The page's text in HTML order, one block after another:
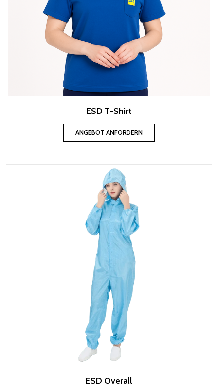
ESD T-Shirt
ANGEBOT ANFORDERN
ESD Overall